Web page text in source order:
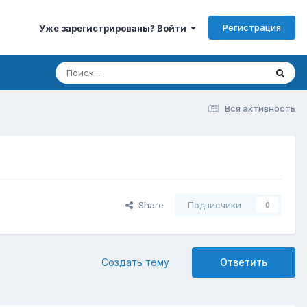
Уже зарегистрированы? Войти Регистрация
Вся активность
Share Подписчики 0
Ответить
Создать тему